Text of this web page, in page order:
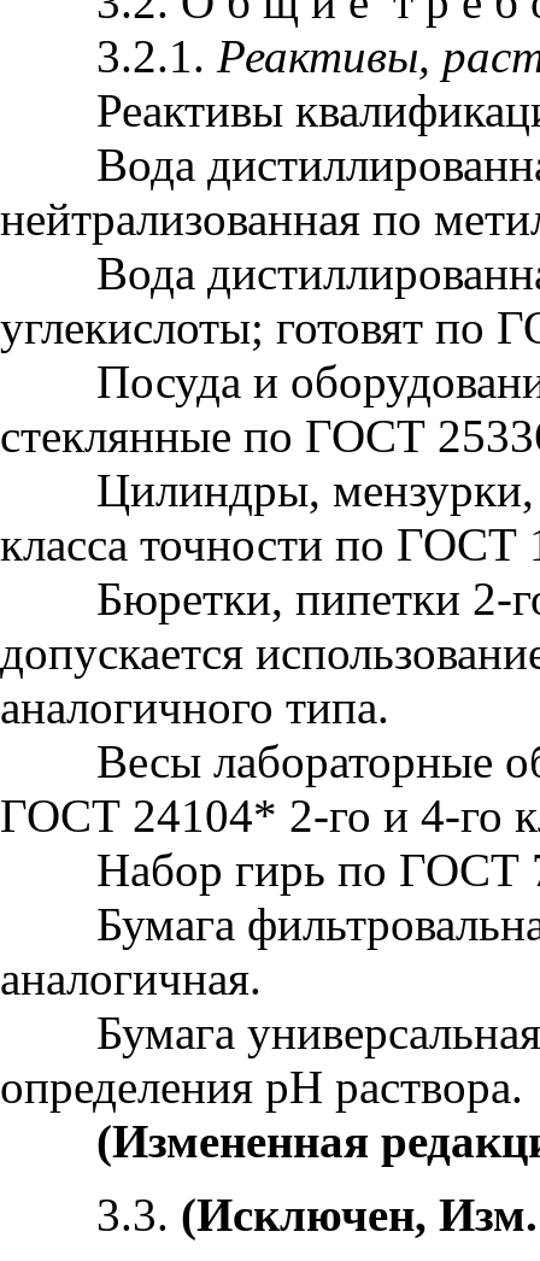
3.2.1. Реактивы,
Реактивы
Вода
нейтрализованная по
Вода
углекислоты; готовят по
Посуда и
стеклянные по ГОСТ
Цилиндры, мензурки,
класса точности по ГОСТ
Бюретки, пипетки 2-го
допускается
аналогичного типа.
Весы лабораторные
ГОСТ 24104* 2-го и 4-го
Набор гирь по ГОСТ
Бумага
аналогичная.
Бумага универсальная
определения рН раствора.
(Измененная
3.3. (Исключен,